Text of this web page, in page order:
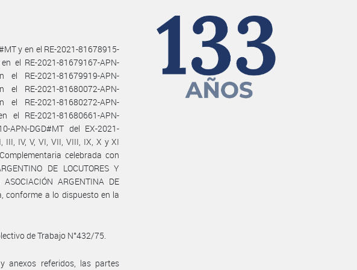
y en el RE-2021-81678915-
el RE-2021-81679167-APN-
el RE-2021-81679919-APN-
el RE-2021-81680072-APN-
el RE-2021-81680272-APN-
el RE-2021-81680661-APN-
APN-DGD#MT del EX-2021-
IV, V, VI, VII, VIII, IX, X y XI
celebrada con
DE LOCUTORES Y
ARGENTINA DE
conforme a lo dispuesto en la
de Trabajo N°432/75.
anexos referidos, las partes